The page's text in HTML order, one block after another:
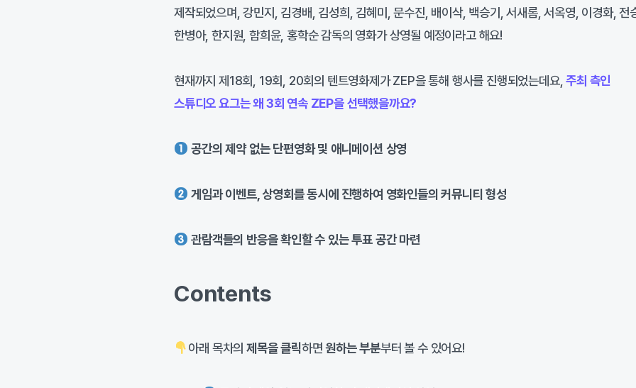
제작되었으며, 강민지, 김경배, 김성희, 김혜미, 문수진, 배이삭, 백승기, 서새롬, 서옥영, 이경화, 전
한병아, 한지원, 함희윤, 홍학순 감독의 영화가 상영될 예정이라고 해요!
현재까지 제18회, 19회, 20회의 텐트영화제가 ZEP을 통해 행사를 진행되었는데요,주최 측인
스튜디오 요그는 왜 3회 연속 ZEP을 선택했을까요?
공간의 제약 없는 단편영화 및 애니메이션 상영
게임과 이벤트, 상영회를 동시에 진행하여 영화인들의 커뮤니티 형성
관람객들의 반응을 확인할 수 있는 투표 공간 마련
Contents
아래 목차의제목을 클릭하면원하는 부분부터 볼 수 있어요!